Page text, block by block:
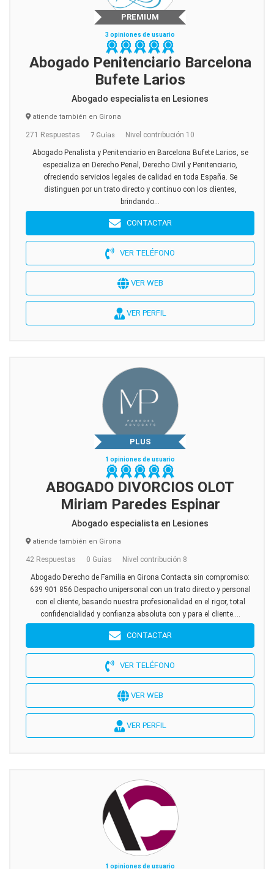
PREMIUM
3 opiniones de usuario
Abogado Penitenciario Barcelona
Bufete Larios
Abogado especialista en Lesiones
atiende también en Girona
271 Respuestas 7 Guías Nivel contribución 10
Abogado Penalista y Penitenciario en Barcelona Bufete Larios, se
especializa en Derecho Penal, Derecho Civil y Penitenciario,
ofreciendo servicios legales de calidad en toda España. Se
distinguen por un trato directo y continuo con los clientes,
brindando...
CONTACTAR
VER TELÉFONO
VER WEB
VER PERFIL
PLUS
1 opiniones de usuario
ABOGADO DIVORCIOS OLOT
Miriam Paredes Espinar
Abogado especialista en Lesiones
atiende también en Girona
42 Respuestas 0 Guías Nivel contribución 8
Abogado Derecho de Familia en Girona Contacta sin compromiso:
639 901 856 Despacho unipersonal con un trato directo y personal
con el cliente, basando nuestra profesionalidad en el rigor, total
confidencialidad y confianza absoluta con y para el cliente....
CONTACTAR
VER TELÉFONO
VER WEB
VER PERFIL
1 opiniones de usuario